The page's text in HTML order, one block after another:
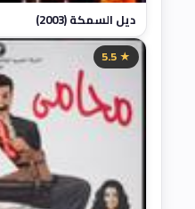
ديل السمكة (2003)
★ 5.5